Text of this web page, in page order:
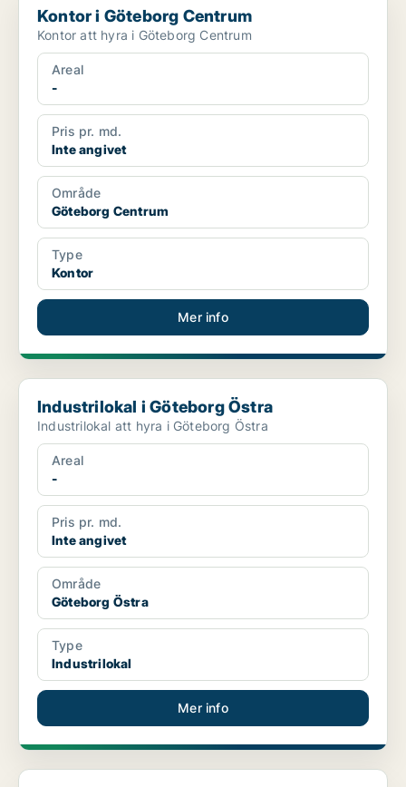
Kontor i Göteborg Centrum
Kontor att hyra i Göteborg Centrum
Areal
-
Pris pr. md.
Inte angivet
Område
Göteborg Centrum
Type
Kontor
Mer info
Industrilokal i Göteborg Östra
Industrilokal i Göteborg Östra
Industrilokal att hyra i Göteborg Östra
Areal
-
Pris pr. md.
Inte angivet
Område
Göteborg Östra
Type
Industrilokal
Mer info
Kontor i Göteborg Centrum